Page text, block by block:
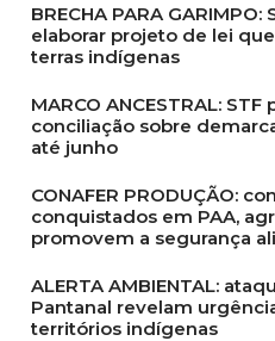
BRECHA PARA
elaborar projeto de lei
terras indígenas
MARCO ANCESTRAL:
conciliação sobre
até junho
CONAFER PRODUÇÃO:
conquistados em PAA,
promovem a segurança
ALERTA AMBIENTAL:
Pantanal revelam
territórios indígenas